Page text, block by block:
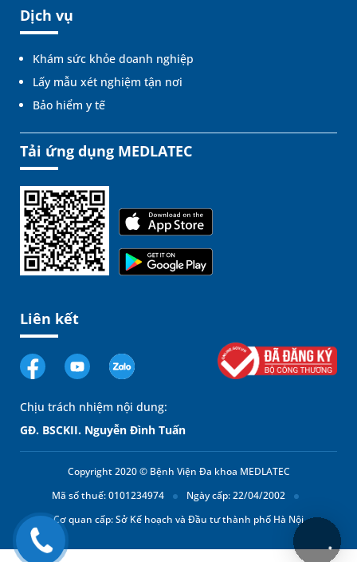
Dịch vụ
Khám sức khỏe doanh nghiệp
Lấy mẫu xét nghiệm tận nơi
Bảo hiểm y tế
Tải ứng dụng MEDLATEC
Liên kết
Chịu trách nhiệm nội dung:
GĐ. BSCKII. Nguyễn Đình Tuấn
Copyright 2020 © Bệnh Viện Đa khoa MEDLATEC
Mã số thuế: 0101234974
Ngày cấp: 22/04/2002
Cơ quan cấp: Sở Kế hoạch và Đầu tư thành phố Hà Nội